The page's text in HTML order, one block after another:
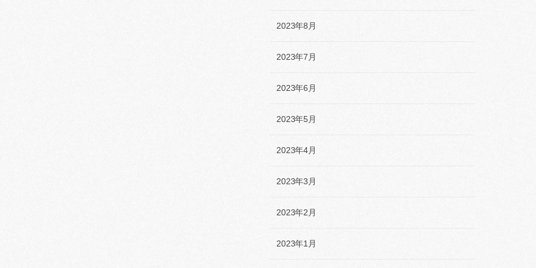
2023年8月
2023年7月
2023年6月
2023年5月
2023年4月
2023年3月
2023年2月
2023年1月